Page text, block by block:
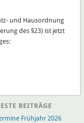
und Hausordnung
des §23) ist jetzt
BEITRÄGE
Frühjahr 2026